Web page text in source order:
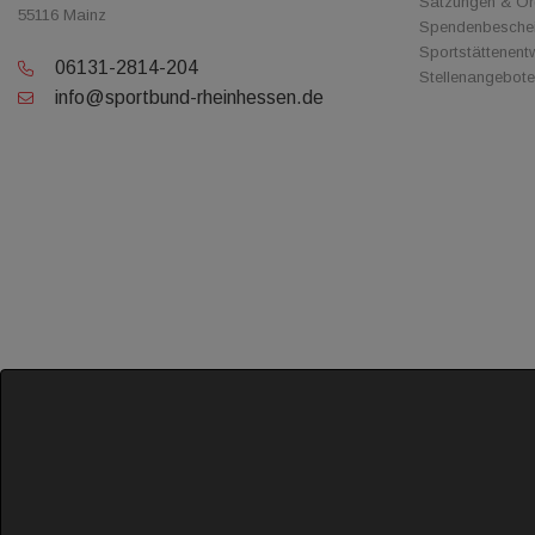
55116 Mainz
06131-2814-204
info@sportbund-rheinhessen.de
Stellenangebote